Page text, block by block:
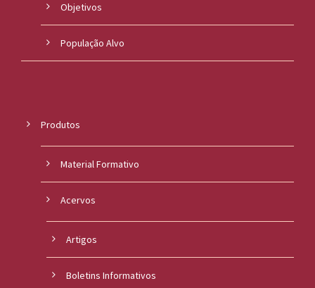
Objetivos
População Alvo
Produtos
Material Formativo
Acervos
Artigos
Boletins Informativos